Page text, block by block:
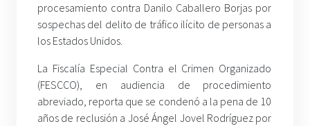
procesamiento contra Danilo Caballero Borjas por
sospechas del delito de tráfico ilícito de personas a
los Estados Unidos.
La Fiscalía Especial Contra el Crimen Organizado
(FESCCO), en audiencia de procedimiento
abreviado, reporta que se condenó a la pena de 10
años de reclusión a José Ángel Jovel Rodríguez por